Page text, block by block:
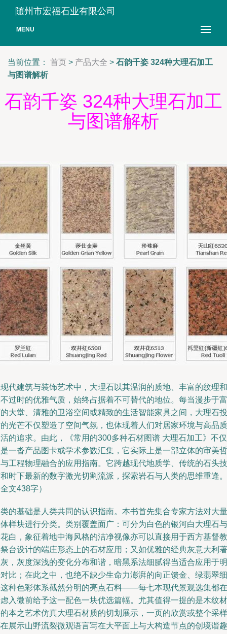
随州市宏福石业有限公司
MENU
当前位置： 首页 > 产品大全 > 石韵千姿 324种大理石加工
与图谱解析
石韵千姿 324种大理石加工
与图谱解析
代建筑与装饰艺术中，大理石以其温润的质地、丰富的纹理和
过时的优雅气质，始终占据着不可替代的地位。每当漫步于富
大堂、清雅的卫浴空间或精致的生活智能家具之间，大理石投
光芒不仅塑造了空间气氛，也体现着人们对居家环境与高品质
的追求。由此，《常用的300多种石材图谱 大理石加工》不仅
一沓产品图卡或学术参数汇集，它实际上是一部立体的审美哲
工程物理融合的应用指南。它跨越现代地质学、传统的石头技
时下最新的数字激光切割流派，探索岩石与人类的思维重逢。
文438字）
的基础是人类共同的认识指南。本书首先集合专家方法对大量
样块进行分类。类别覆盖面广：可分为白色的银河白大理石与
白，象征着地中海风格的洁净视像亦可以直接用于西方基督教
台设计的端庄形态上的石材应用；又如优雅的经典灰意大利著
，灰度深浅的变化分布和谐，暗黑系法细腻得当适合应用于明
比；在此之中，也绝不缺少生命力澎湃的向正馈金、绿翡翠细
种色彩体系截然分明的亮点石料——每七本现代景观选集都在
入微前给予这一配色一块优选篇幅。尤其值得一提的是木纹材
本之艺术仿真大理石材质的切划展示，一页的欣赏或整个采样
展示山野流裂微观语言写在大平面上与大构造节点的创境谐趣